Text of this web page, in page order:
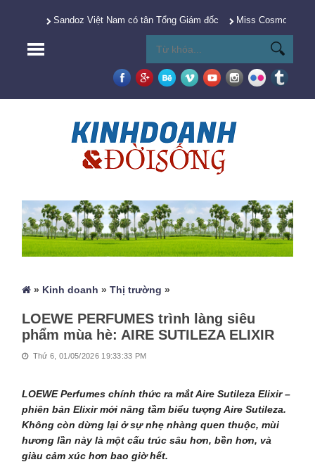
Sandoz Việt Nam có tân Tổng Giám đốc Miss Cosmo 2025
» Kinh doanh »Thị trường »
LOEWE PERFUMES trình làng siêu
phẩm mùa hè: AIRE SUTILEZA ELIXIR
Thứ 6, 01/05/2026 19:33:33 PM
LOEWE Perfumes chính thức ra mắt Aire Sutileza Elixir –
phiên bản Elixir mới nâng tầm biểu tượng Aire Sutileza.
Không còn dừng lại ở sự nhẹ nhàng quen thuộc, mùi
hương lần này là một cấu trúc sâu hơn, bền hơn, và
giàu cảm xúc hơn bao giờ hết.